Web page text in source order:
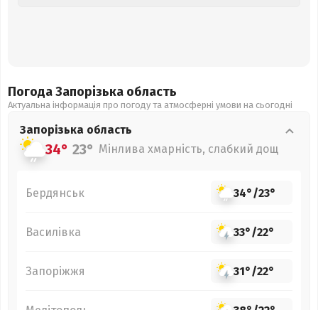
Погода Запорізька область
Актуальна інформація про погоду та атмосферні умови на сьогодні
Запорізька область
34° 23° Мінлива хмарність, слабкий дощ
Бердянськ 34°/23°
Василівка 33°/22°
Запоріжжя 31°/22°